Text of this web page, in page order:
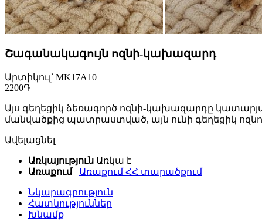
Շագանակագույն ոզնի-կախազարդ
Արտիկուլ՝ MK17A10
2200֏
Այս գեղեցիկ ձեռագործ ոզնի-կախազարդը
մանվածքից պատրաստված, այն ունի գեղեցիկ ոզնու
Ավելացնել
Առկայություն Առկա է
Առաքում
Առաքում ՀՀ տարածքում
Նկարագրություն
Հատկություններ
Խնամք